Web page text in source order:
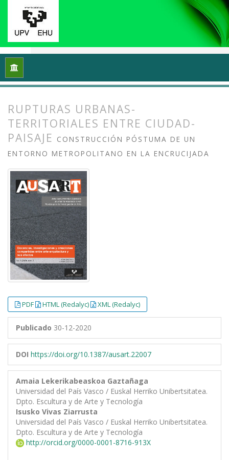
Inicio
RUPTURAS URBANAS-
TERRITORIALES ENTRE CIUDAD-
PAISAJE CONSTRUCCIÓN PÓSTUMA DE UN
ENTORNO METROPOLITANO EN LA ENCRUCIJADA
PDF HTML (Redalyc) XML (Redalyc)
Publicado 30-12-2020
DOI https://doi.org/10.1387/ausart.22007
Amaia Lekerikabeaskoa Gaztañaga
Universidad del País Vasco / Euskal Herriko Unibertsitatea.
Dpto. Escultura y de Arte y Tecnología
Isusko Vivas Ziarrusta
Universidad del País Vasco / Euskal Herriko Unibertsitatea.
Dpto. Escultura y de Arte y Tecnología
http://orcid.org/0000-0001-8716-913X